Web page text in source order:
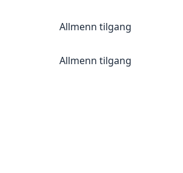
Allmenn tilgang
Allmenn tilgang